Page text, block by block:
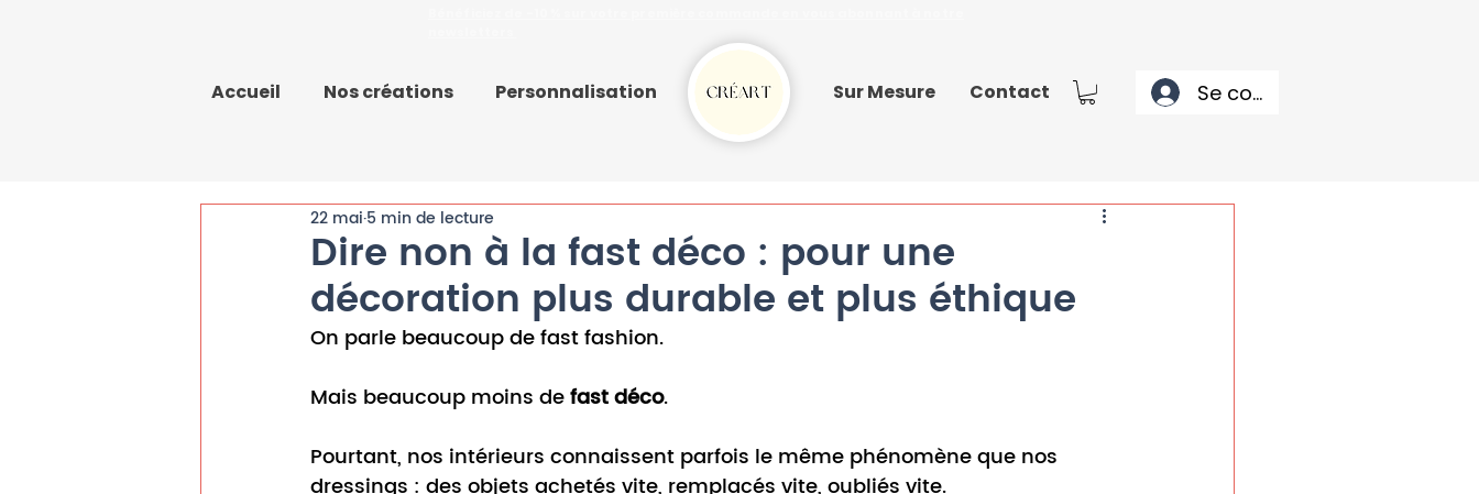
Accueil Nos créations Personnalisation Sur Mesure Contact Se connecter
Dire non à la fast déco : pour une
décoration plus durable et plus éthique
22 mai 5 min de lecture
On parle beaucoup de fast fashion.
Mais beaucoup moins de fast déco.
Pourtant, nos intérieurs connaissent parfois le même phénomène que nos
dressings : des objets achetés vite, remplacés vite, oubliés vite.